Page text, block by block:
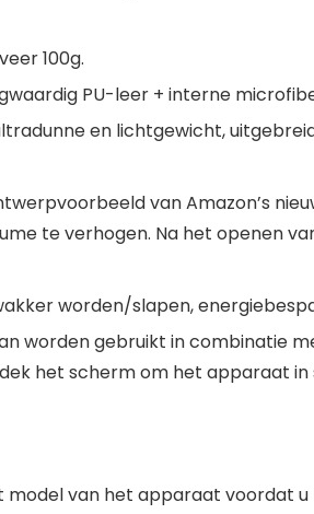
100g.
PU-leer + interne
en lichtgewicht,
van Amazon’s
te verhogen. Na het openen
worden/slapen,
worden gebruikt in combinatie
het scherm om het apparaat
van het apparaat voordat